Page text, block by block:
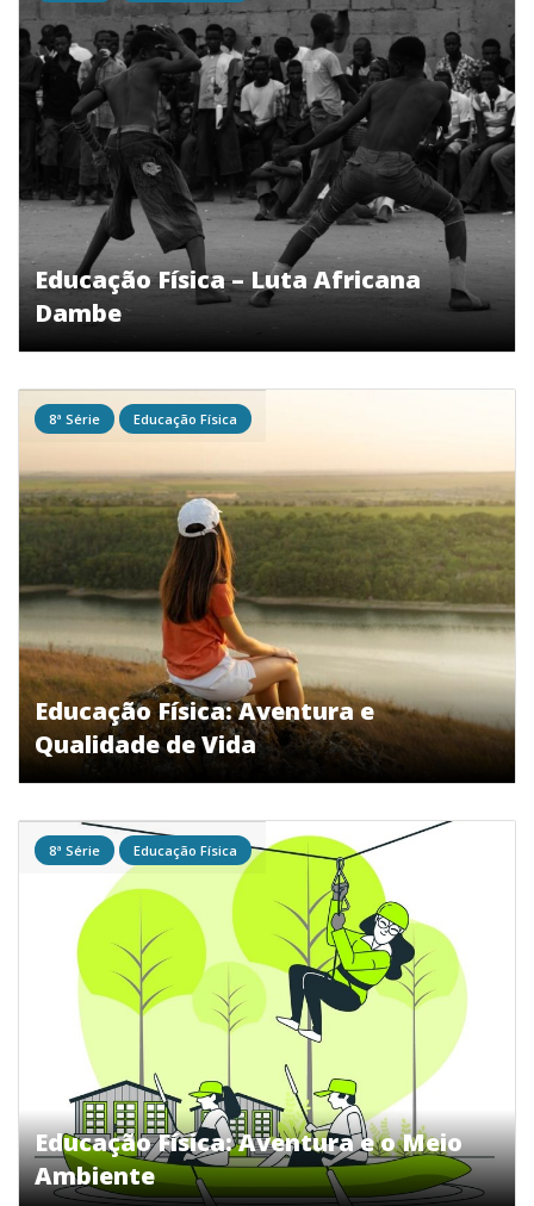
Educação Física – Luta Africana
Dambe
Educação Física: Aventura e
Qualidade de Vida
8ª Série Educação Física
Educação Física: Aventura e o Meio
Ambiente
8ª Série Educação Física